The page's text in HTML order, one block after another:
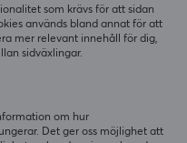
KBDfans
som krävs för att sidan
används bland annat för att
mer relevant innehåll för dig,
sidväxlingar.
om hur
Det ger oss möjlighet att